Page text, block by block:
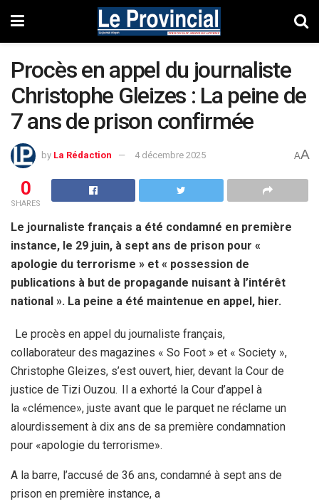
Procès en appel du journaliste
Christophe Gleizes : La peine de
7 ans de prison confirmée
by La Rédaction 4 décembre 2025 AA
0
SHARES
Le journaliste français a été condamné en première
instance, le 29 juin, à sept ans de prison pour «
apologie du terrorisme » et « possession de
publications à but de propagande nuisant à l’intérêt
national ». La peine a été maintenue en appel, hier.
Le procès en appel du journaliste français,
collaborateur des magazines « So Foot » et « Society »,
Christophe Gleizes, s’est ouvert, hier, devant la Cour de
justice de Tizi Ouzou. Il a exhorté la Cour d’appel à
la «clémence», juste avant que le parquet ne réclame un
alourdissement à dix ans de sa première condamnation
pour «apologie du terrorisme».
A la barre, l’accusé de 36 ans, condamné à sept ans de
prison en première instance, a